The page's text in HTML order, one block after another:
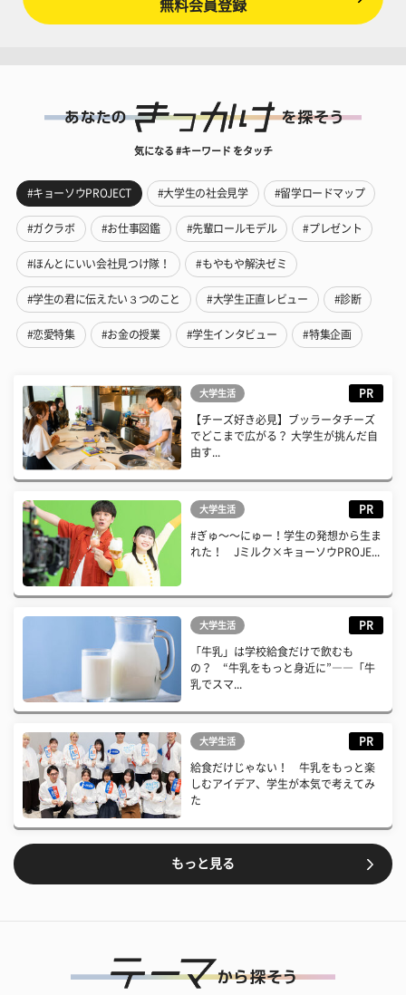
無料会員登録
気になる #キーワード をタッチ
#キョーソウPROJECT #大学生の社会見学 #留学ロードマップ
#ガクラボ #お仕事図鑑 #先輩ロールモデル #プレゼント
#ほんとにいい会社見つけ隊！ #もやもや解決ゼミ
#学生の君に伝えたい３つのこと #大学生正直レビュー #診断
#恋愛特集 #お金の授業 #学生インタビュー #特集企画
大学生活 PR
【チーズ好き必見】ブッラータチーズ
でどこまで広がる？ 大学生が挑んだ自
由す...
大学生活 PR
#ぎゅ〜〜にゅー！学生の発想から生ま
れた！ Jミルク×キョーソウPROJE...
大学生活 PR
「牛乳」は学校給食だけで飲むも
の？ “牛乳をもっと身近に”――「牛
乳でスマ...
大学生活 PR
給食だけじゃない！ 牛乳をもっと楽
しむアイデア、学生が本気で考えてみ
た
もっと見る